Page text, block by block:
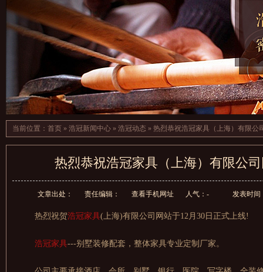
当前位置： 首页 » 浩冠新闻中心 » 浩冠动态 » 热烈恭祝浩冠家具（上海）有限公
热烈恭祝浩冠家具（上海）有限公
文章出处： 责任编辑： 查看手机网址 人气： - 发表时间
热烈祝贺浩冠家具(上海)有限公司网站于12月30日正式上线!
浩冠家具---别墅装修配套，整体家具专业定制厂家。